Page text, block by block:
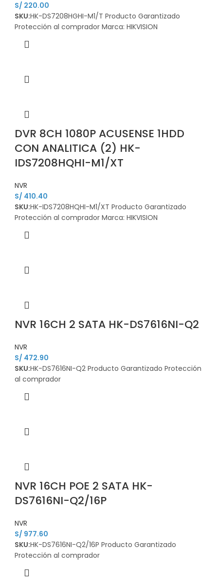
S/ 220.00
SKU:HK-DS7208HGHI-M1/T Producto Garantizado
Protección al comprador Marca: HIKVISION
DVR 8CH 1080P ACUSENSE 1HDD
CON ANALITICA (2) HK-
IDS7208HQHI-M1/XT
NVR
S/ 410.40
SKU:HK-IDS7208HQHI-M1/XT Producto Garantizado
Protección al comprador Marca: HIKVISION
NVR 16CH 2 SATA HK-DS7616NI-Q2
NVR
S/ 472.90
SKU:HK-DS7616NI-Q2 Producto Garantizado Protección
al comprador
NVR 16CH POE 2 SATA HK-
DS7616NI-Q2/16P
NVR
S/ 977.60
SKU:HK-DS7616NI-Q2/16P Producto Garantizado
Protección al comprador